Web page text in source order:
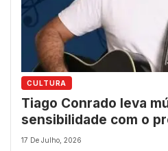
CULTURA
Tiago Conrado leva
sensibilidade com o
Cotidiano aos
17 De Julho, 2026